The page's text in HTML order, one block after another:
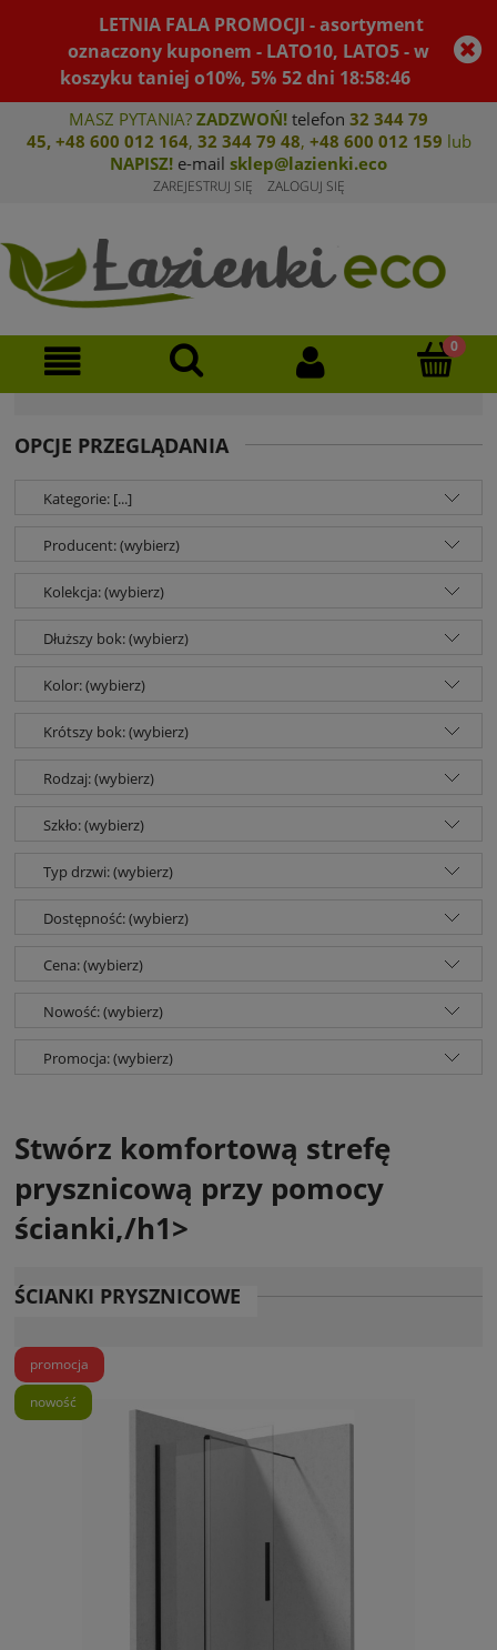
LETNIA FALA PROMOCJI - asortyment
oznaczony kuponem - LATO10, LATO5 - w
koszyku taniej o10%, 5% 52dni 18:58:45
MASZ PYTANIA? ZADZWOŃ! telefon 32 344 79
45, +48 600 012 164, 32 344 79 48, +48 600 012 159 lub
NAPISZ! e-mail sklep@lazienki.eco
ZAREJESTRUJ SIĘ ZALOGUJ SIĘ
OPCJE PRZEGLĄDANIA
Kategorie: [...]
Producent: (wybierz)
Kolekcja: (wybierz)
Dłuższy bok: (wybierz)
Kolor: (wybierz)
Krótszy bok: (wybierz)
Rodzaj: (wybierz)
Szkło: (wybierz)
Typ drzwi: (wybierz)
Dostępność: (wybierz)
Cena: (wybierz)
Nowość: (wybierz)
Promocja: (wybierz)
Stwórz komfortową strefę
prysznicową przy pomocy
ścianki,/h1>
ŚCIANKI PRYSZNICOWE
promocja
nowość